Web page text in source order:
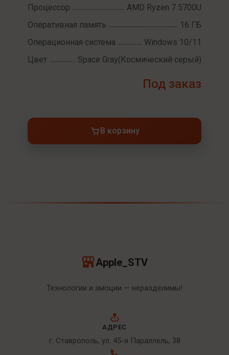
Процессор
AMD Ryzen 7 5700U
Оперативная память
16 ГБ
Операционная система
Windows 10/11
Цвет
Space Gray(Космический серый)
Под заказ
В корзину
Apple_STV
Технологии и эмоции — неразделимы!
АДРЕС
г. Ставрополь, ул. 45-я Параллель, 38